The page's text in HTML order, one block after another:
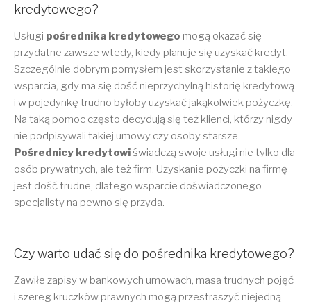
kredytowego?
Usługi pośrednika kredytowego mogą okazać się
przydatne zawsze wtedy, kiedy planuje się uzyskać kredyt.
Szczególnie dobrym pomysłem jest skorzystanie z takiego
wsparcia, gdy ma się dość nieprzychylną historię kredytową
i w pojedynkę trudno byłoby uzyskać jakąkolwiek pożyczkę.
Na taką pomoc często decydują się też klienci, którzy nigdy
nie podpisywali takiej umowy czy osoby starsze.
Pośrednicy kredytowiświadczą swoje usługi nie tylko dla
osób prywatnych, ale też firm. Uzyskanie pożyczki na firmę
jest dość trudne, dlatego wsparcie doświadczonego
specjalisty na pewno się przyda.
Czy warto udać się do pośrednika kredytowego?
Zawiłe zapisy w bankowych umowach, masa trudnych pojęć
i szereg kruczków prawnych mogą przestraszyć niejedną